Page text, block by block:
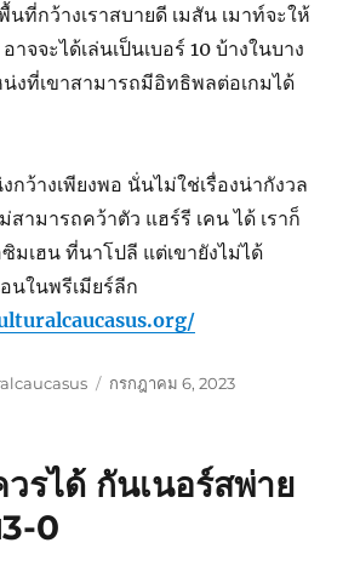
ที่กว้างเราสบายดี เมสัน เมาท์จะให้
จจะได้เล่นเป็นเบอร์ 10 บ้างในบาง
งที่เขาสามารถมีอิทธิพลต่อเกมได้
กว้างเพียงพอ นั่นไม่ใช่เรื่องน่ากังวล
สามารถคว้าตัว แฮร์รี เคน ได้ เราก็
มเฮน ที่นาโปลี แต่เขายังไม่ได้
นในพรีเมียร์ลีก
เขียน
กรกฎาคม 6, 2023
รได้ กันเนอร์สพ่าย
0